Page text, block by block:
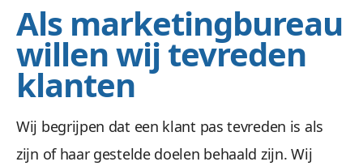
Als marketingbureau
willen wij tevreden
klanten
Wij begrijpen dat een klant pas tevreden is als
zijn of haar gestelde doelen behaald zijn. Wij